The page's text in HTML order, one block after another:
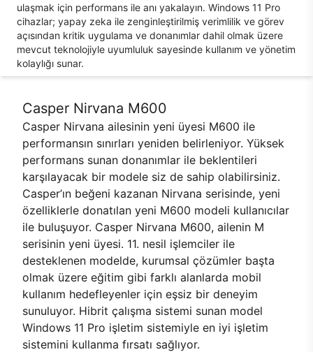
ulaşmak için performans ile anı yakalayın. Windows 11 Pro
cihazlar; yapay zeka ile zenginleştirilmiş verimlilik ve görev
açısından kritik uygulama ve donanımlar dahil olmak üzere
mevcut teknolojiyle uyumluluk sayesinde kullanım ve yönetim
kolaylığı sunar.
Casper Nirvana M600
Casper Nirvana ailesinin yeni üyesi M600 ile
performansın sınırları yeniden belirleniyor. Yüksek
performans sunan donanımlar ile beklentileri
karşılayacak bir modele siz de sahip olabilirsiniz.
Casper’ın beğeni kazanan Nirvana serisinde, yeni
özelliklerle donatılan yeni M600 modeli kullanıcılar
ile buluşuyor. Casper Nirvana M600, ailenin M
serisinin yeni üyesi. 11. nesil işlemciler ile
desteklenen modelde, kurumsal çözümler başta
olmak üzere eğitim gibi farklı alanlarda mobil
kullanım hedefleyenler için eşsiz bir deneyim
sunuluyor. Hibrit çalışma sistemi sunan model
Windows 11 Pro işletim sistemiyle en iyi işletim
sistemini kullanma fırsatı sağlıyor.